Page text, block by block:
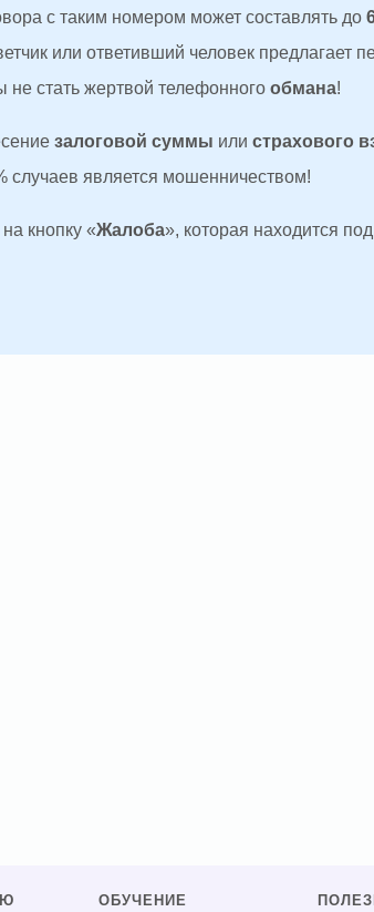
с таким номером может составлять до
или ответивший человек предлагает
не стать жертвой телефонного обмана!
залоговой суммы или страхового
случаев является мошенничеством!
кнопку «Жалоба», которая находится
ОБУЧЕНИЕ